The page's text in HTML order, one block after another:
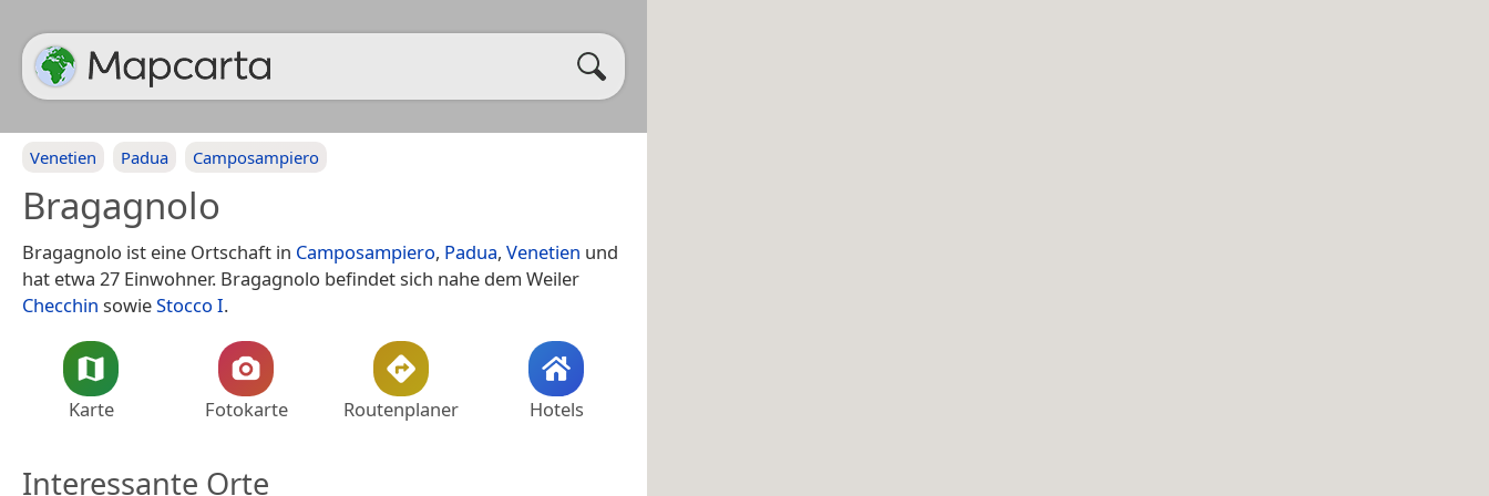
Venetien Padua Camposampiero
Bragagnolo
Bragagnolo ist eine Ortschaft in Camposampiero, Padua, Venetien und
hat etwa 27 Einwohner. Bragagnolo befindet sich nahe dem Weiler
Checchin sowieStocco I.
Karte Fotokarte Routenplaner Hotels
Interessante Orte